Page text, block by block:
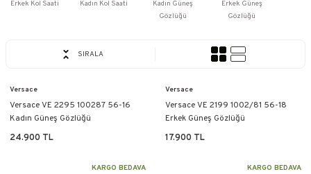
Erkek Kol Saati Kadın Kol Saati
Kadın Güneş
Gözlüğü
Erkek Güneş
Gözlüğü
SIRALA
Versace
Versace VE 2295 100287 56-16
Kadın Güneş Gözlüğü
24.900 TL
KARGO BEDAVA
Versace
Versace VE 2199 1002/81 56-18
Erkek Güneş Gözlüğü
17.900 TL
KARGO BEDAVA